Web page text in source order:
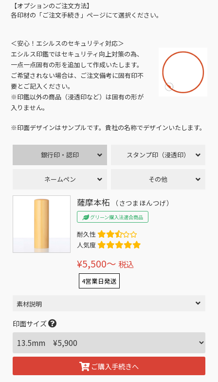
【オプションのご注文方法】
各印材の「ご注文手続き」ページにて選択ください。
＜安心！エシルスのセキュリティ対応＞
エシルス印鑑ではセキュリティ向上対策の為、
一点一点固有の形を追加して作成いたします。
ご希望されない場合は、ご注文備考に固有印不
要とご記入ください。
※印鑑以外の商品（浸透印など）は固有の形が
入りません。
※印面デザインはサンプルです。貴社の名称でデザインいたします。
銀行印・認印 スタンプ印（浸透印）
ネームペン その他
薩摩本柘 （さつまほんつげ）
グリーン購入法適合商品
耐久性
人気度
¥5,500〜 税込
4営業日発送
素材説明
印面サイズ
ご購入手続きへ